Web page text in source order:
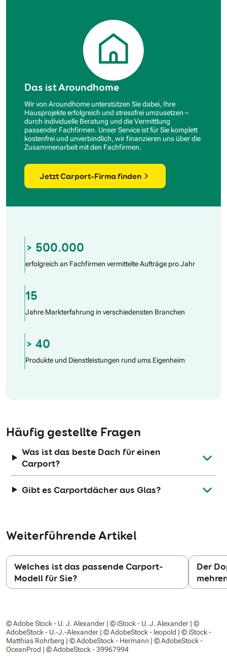
Das ist Aroundhome
Wir von Aroundhome unterstützen Sie dabei, Ihre
Hausprojekte erfolgreich und stressfrei umzusetzen –
durch individuelle Beratung und die Vermittlung
passender Fachfirmen. Unser Service ist für Sie komplett
kostenfrei und unverbindlich, wir finanzieren uns über die
Zusammenarbeit mit den Fachfirmen.
Jetzt Carport-Firma finden
> 500.000
erfolgreich an Fachfirmen vermittelte Aufträge pro Jahr
15
Jahre Markterfahrung in verschiedensten Branchen
> 40
Produkte und Dienstleistungen rund ums Eigenheim
Häufig gestellte Fragen
Was ist das beste Dach für einen
Carport?
Gibt es Carportdächer aus Glas?
Weiterführende Artikel
Welches ist das passende Carport-
Modell für Sie?
Der
© Adobe Stock - U. J. Alexander | © iStock - U. J. Alexander | ©
AdobeStock - U.-J.-Alexander | © AdobeStock - leopold | © iStock -
Matthias Rohrberg | © AdobeStock - Hermann | © AdobeStock -
OceanProd | © AdobeStock - 39967994